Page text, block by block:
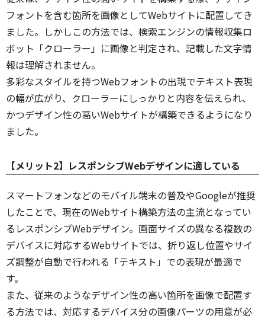
フォントを含む箇所を画像としてWebサイトに配置してき
ました。しかしこの方法では、検索エンジンの情報収集ロ
ボット「クローラー」に画像と判定され、記載した文字情
報は理解されません。
多彩なスタイルを持つWebフォントの出現でテキスト表現
の幅が広がり、クローラーにしっかりと内容を伝えられ、
かつデザイン性の高いWebサイトが構築できるようになり
ました。
【メリット2】レスポンシブWebデザインに適している
スマートフォンなどのモバイル端末の普及やGoogleが推奨
したことで、現在のWebサイト構築方法の主流となってい
るレスポンシブWebデザイン。画面サイズの異なる複数の
デバイスに対応するWebサイトでは、折り返し位置やサイ
ズ調整が自動で行われる「テキスト」での表現が最適で
す。
また、従来のようなデザイン性の高い箇所を画像で配置す
る方法では、対応するデバイス分の画像パーツの用意が必